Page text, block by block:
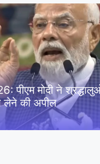
मोदी ने
लेने की अपील